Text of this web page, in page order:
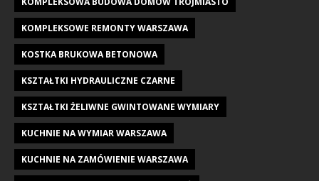
KOMPLEKSOWE REMONTY WARSZAWA
KOSTKA BRUKOWA BETONOWA
KSZTAŁTKI HYDRAULICZNE CZARNE
KSZTAŁTKI ŻELIWNE GWINTOWANE WYMIARY
KUCHNIE NA WYMIAR WARSZAWA
KUCHNIE NA ZAMÓWIENIE WARSZAWA